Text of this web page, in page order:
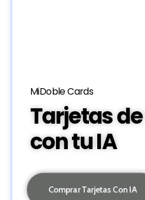
MiDoble Cards
Tarjetas
con tu IA
Comprar Tarjetas Con IA